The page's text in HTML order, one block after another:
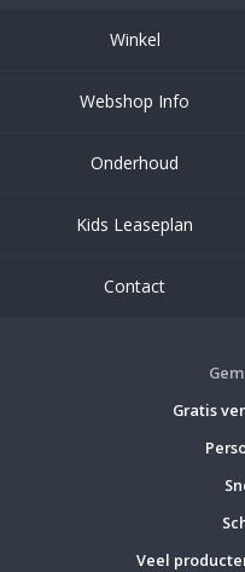
Winkel
Webshop Info
Onderhoud
Kids Leaseplan
Contact
Gratis
Veel